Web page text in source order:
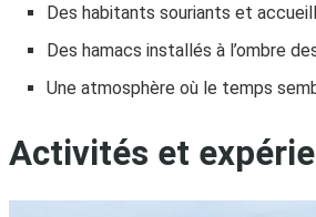
Des habitants souriants et
Des hamacs installés à l’ombre
Une atmosphère où le temps
Activités et